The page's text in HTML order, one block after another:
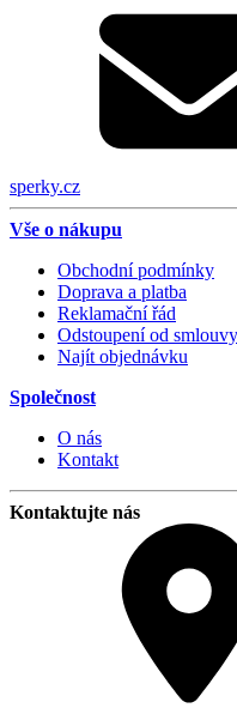
sperky.cz
Vše o nákupu
Obchodní podmínky
Doprava a platba
Reklamační řád
Odstoupení od smlouvy
Najít objednávku
Společnost
O nás
Kontakt
Kontaktujte nás